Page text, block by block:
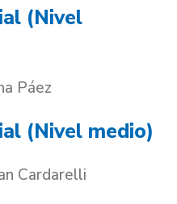
(Nivel
Páez
(Nivel medio)
Cardarelli